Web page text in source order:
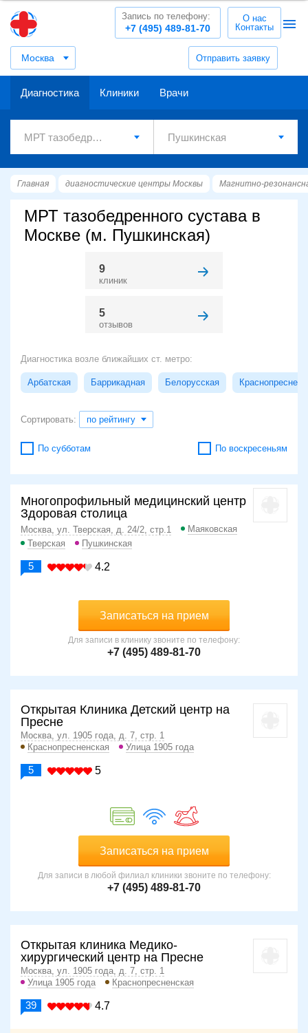
Москва Отправить заявку
+7 (495) 489-81-70
Запись по телефону:
О нас
Контакты
Диагностика Клиники Врачи
Главная диагностические центры Москвы Магнитно-
МРТ тазобедренного сустава в
Москве (м. Пушкинская)
9
клиник
5
отзывов
Диагностика возле ближайших ст. метро:
Арбатская Баррикадная Белорусская
Сортировать: по рейтингу
По субботам По воскресеньям
Многопрофильный медицинский центр
Здоровая столица
Москва, ул. Тверская, д. 24/2, стр.1
Маяковская
Тверская
Пушкинская
5 4.2
Записаться на прием
Для записи в клинику звоните по телефону:
+7 (495) 489-81-70
Открытая Клиника Детский центр на
Пресне
Москва, ул. 1905 года, д. 7, стр. 1
Краснопресненская
Улица 1905 года
5 5
Записаться на прием
Для записи в любой филиал клиники звоните по телефону:
+7 (495) 489-81-70
Открытая клиника Медико-
хирургический центр на Пресне
Москва, ул. 1905 года, д. 7, стр. 1
Улица 1905 года
Краснопресненская
39 4.7